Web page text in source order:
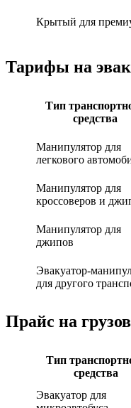
Крытый для
Тарифы на
Тип
средства
Манипулятор для
легкового
Манипулятор для
кроссоверов и
Манипулятор для
джипов
Эвакуатор-
для другого
Прайс на
Тип
средства
Эвакуатор для